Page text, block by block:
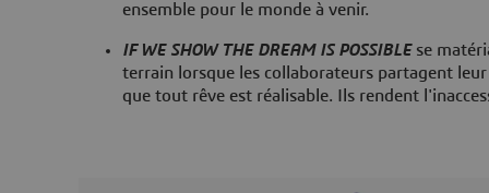
ensemble pour le monde à venir.
IF WE SHOW THE DREAM IS POSSIBLEse
terrain lorsque les collaborateurs partagent
que tout rêve est réalisable. Ils rendent